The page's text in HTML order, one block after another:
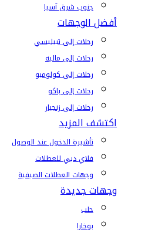
جنوب شرق آسيا
أفضل الوجهات
رحلات إلى تبيليسي
رحلات إلى ماليه
رحلات إلى كولومبو
رحلات إلى باكو
رحلات إلى زنجبار
اكتشف المزيد
تأشيرة الدخول عند الوصول
فلاي دبي للعطلات
وجهات العطلات الصيفية
وجهات جديدة
حلب
بوخارا